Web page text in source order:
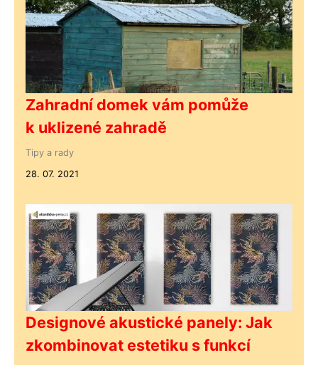
Zahradní domek vám pomůže
k uklizené zahradě
Tipy a rady
28. 07. 2021
Designové akustické panely: Jak
zkombinovat estetiku s funkcí